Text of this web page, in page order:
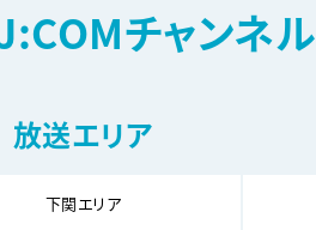
チャンネル
放送エリア
下関エリア